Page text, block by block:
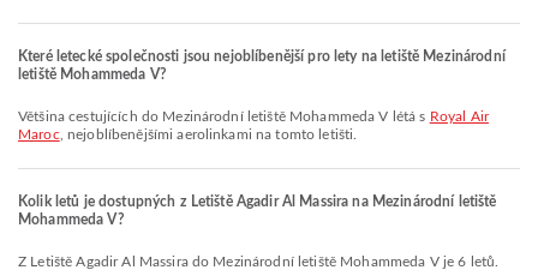
Které letecké společnosti jsou nejoblíbenější pro lety na letiště Mezinárodní
letiště Mohammeda V?
Většina cestujících do Mezinárodní letiště Mohammeda V létá s Royal Air
Maroc , nejoblíbenějšími aerolinkami na tomto letišti.
Kolik letů je dostupných z Letiště Agadir Al Massira na Mezinárodní letiště
Mohammeda V?
Z Letiště Agadir Al Massira do Mezinárodní letiště Mohammeda V je 6 letů.